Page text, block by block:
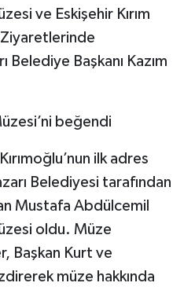
ve Eskişehir Kırım
Belediye Başkanı Kazım
beğendi
ilk adres
Belediyesi tarafından
Mustafa Abdülcemil
oldu. Müze
Başkan Kurt ve
müze hakkında